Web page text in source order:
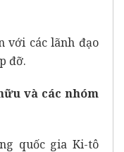
với các lãnh đạo
đỡ.
và các nhóm
quốc gia Ki-tô